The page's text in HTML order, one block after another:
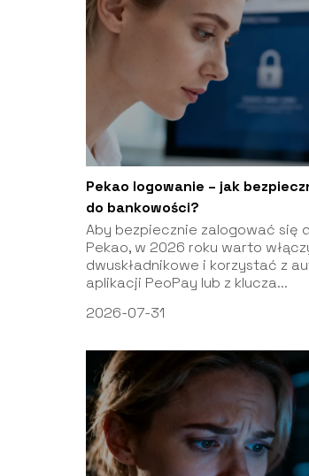
Pekao logowanie – jak
do bankowości?
Aby bezpiecznie zalogować się
Pekao, w 2026 roku warto
dwuskładnikowe i korzystać z
aplikacji PeoPay lub z klucza...
2026-07-31